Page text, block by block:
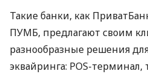
Такие банки, как
ПУМБ, предлагают своим
разнообразные решения
эквайринга: POS-